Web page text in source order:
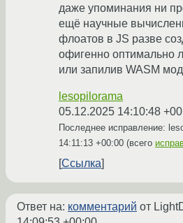
даже упоминания ни
ещё научные
флоатов в JS разве
офигенно оптимально
или запилив WASM
lesopilorama
05.12.2025 14:10:48
Последнее исправление:
14:11:13 +00:00 (всего
Ссылка
Ответ на: комментарий от